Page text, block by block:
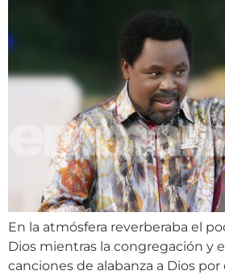
En la atmósfera reverberaba el
Dios mientras la congregación y
canciones de alabanza a Dios